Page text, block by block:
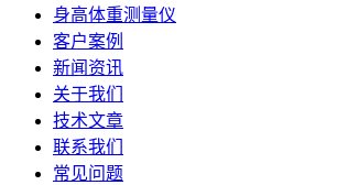
身高体重测量仪
客户案例
新闻资讯
关于我们
技术文章
联系我们
常见问题